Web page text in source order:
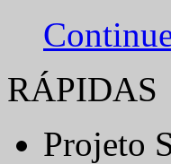
RÁPIDAS
Projeto